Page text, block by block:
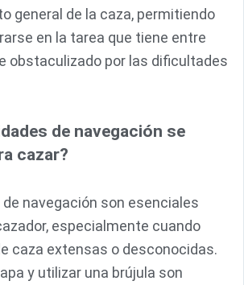
general de la caza, permitiendo
en la tarea que tiene entre
obstaculizado por las dificultades
de navegación se
cazar?
navegación son esenciales
especialmente cuando
caza extensas o desconocidas.
y utilizar una brújula son